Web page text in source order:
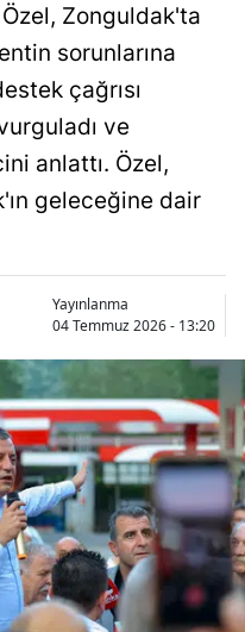
Özel, Zonguldak'ta
sorunlarına
çağrısı
ve
anlattı. Özel,
geleceğine dair
Yayınlanma
04 Temmuz 2026 - 13:20